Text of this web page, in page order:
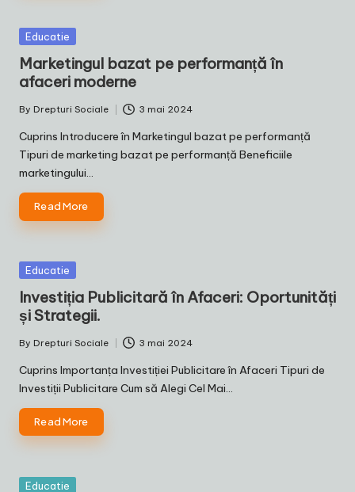
Posted
Educatie
Marketingul bazat pe performanță în
afaceri moderne
Posted
by
By Drepturi Sociale 3 mai 2024
Cuprins Introducere în Marketingul bazat pe performanță
Tipuri de marketing bazat pe performanță Beneficiile
marketingului…
Read More
Posted
Educatie
Investiția Publicitară în Afaceri: Oportunități
și Strategii.
Posted
by
By Drepturi Sociale 3 mai 2024
Cuprins Importanța Investiției Publicitare în Afaceri Tipuri de
Investiții Publicitare Cum să Alegi Cel Mai…
Read More
Posted
Educatie